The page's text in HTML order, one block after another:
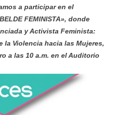
a participar en el
FEMINISTA», donde
y Activista Feminista:
la Violencia hacia las Mujeres,
a las 10 a.m. en el Auditorio